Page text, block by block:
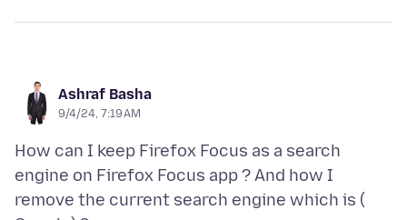
Ashraf Basha
9/4/24, 7:19 AM
How can I keep Firefox Focus as a search
engine on Firefox Focus app ? And how I
remove the current search engine which is (